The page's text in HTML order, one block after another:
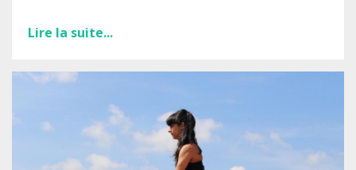
Lire la suite...